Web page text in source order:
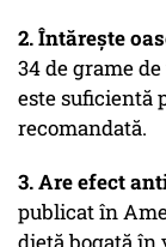
2. Întărește
34 de grame
este suficientă
recomandată.
3. Are efect
publicat în